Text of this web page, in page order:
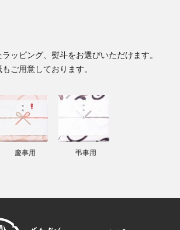
ッピング、熨斗をお選びいただけます。
ご用意しております。
慶事用 弔事用